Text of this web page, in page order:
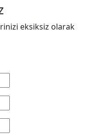
eksiksiz olarak